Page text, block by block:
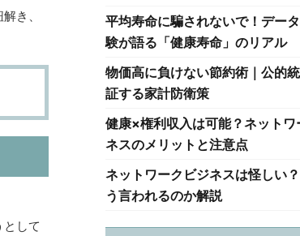
き、
して
平均寿命に騙されないで！デー
験が語る「健康寿命」のリアル
物価高に負けない節約術｜公的
証する家計防衛策
健康×権利収入は可能？ネットワ
ネスのメリットと注意点
ネットワークビジネスは怪しい
う言われるのか解説